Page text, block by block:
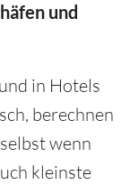
und
in Hotels
berechnen
wenn
kleinste